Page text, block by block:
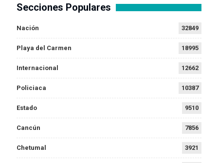
Secciones Populares
Nación 32849
Playa del Carmen 18995
Internacional 12662
Policiaca 10387
Estado 9510
Cancún 7856
Chetumal 3921